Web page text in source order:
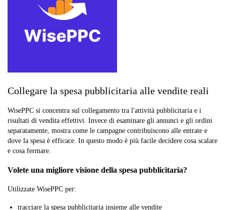
Collegare la spesa pubblicitaria alle vendite reali
WisePPC si concentra sul collegamento tra l'attività pubblicitaria e i
risultati di vendita effettivi. Invece di esaminare gli annunci e gli ordini
separatamente, mostra come le campagne contribuiscono alle entrate e
dove la spesa è efficace. In questo modo è più facile decidere cosa scalare
e cosa fermare.
Volete una migliore visione della spesa pubblicitaria?
Utilizzate WisePPC per:
tracciare la spesa pubblicitaria insieme alle vendite